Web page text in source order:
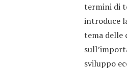
termini di
introduce
tema delle
sviluppo